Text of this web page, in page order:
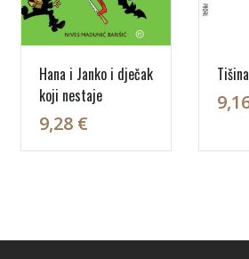
Hana i Janko i dječak
koji nestaje
9,28 €